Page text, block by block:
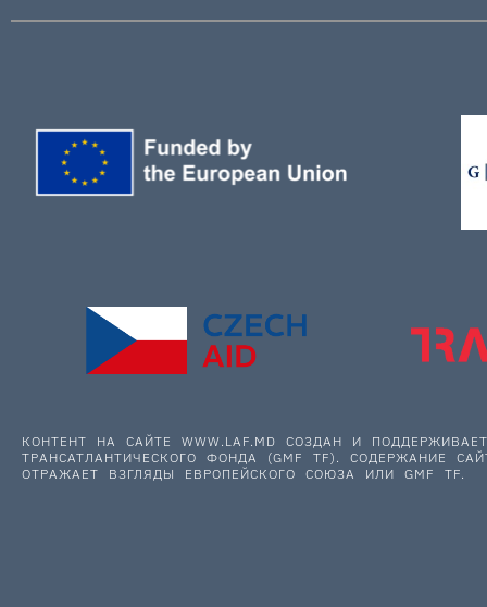
КОНТЕНТ НА САЙТЕ WWW.LAF.MD СОЗДАН И
ТРАНСАТЛАНТИЧЕСКОГО ФОНДА (GMF TF). СОДЕРЖАНИЕ
ОТРАЖАЕТ ВЗГЛЯДЫ ЕВРОПЕЙСКОГО СОЮЗА ИЛИ GMF TF.